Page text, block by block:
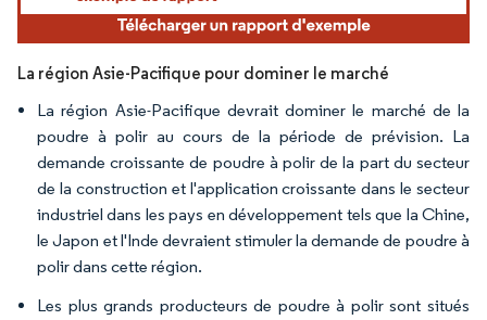
La région Asie-Pacifique pour dominer le marché
La région Asie-Pacifique devrait dominer le marché de la
poudre à polir au cours de la période de prévision. La
demande croissante de poudre à polir de la part du secteur
de la construction et l'application croissante dans le secteur
industriel dans les pays en développement tels que la Chine,
le Japon et l'Inde devraient stimuler la demande de poudre à
polir dans cette région.
Les plus grands producteurs de poudre à polir sont situés